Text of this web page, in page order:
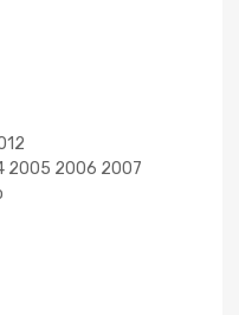
2005 2006 2007